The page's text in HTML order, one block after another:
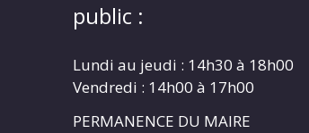
public :
Lundi au jeudi : 14h30 à 18h00
Vendredi : 14h00 à 17h00
PERMANENCE DU MAIRE